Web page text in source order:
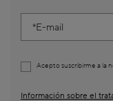
E-mail
Acepto suscribirme a la
Información sobre el